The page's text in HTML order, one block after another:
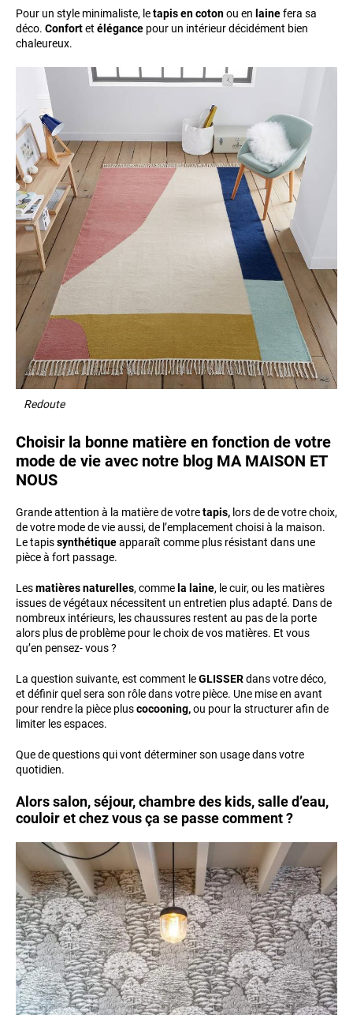
Pour un style minimaliste, letapis en cotonou en lainefera sa
déco. Confortet élégance pour un intérieur décidément bien
chaleureux.
Redoute
Choisir la bonne matière en fonction de votre
mode de vie avec notre blog MA MAISON ET
NOUS
Grande attention à la matière de votretapis, lors de de votre choix,
de votre mode de vie aussi, de l’emplacement choisi à la maison.
Le tapissynthétiqueapparaît comme plus résistant dans une
pièce à fort passage.
Lesmatières naturelles, comme la laine, le cuir, ou les matières
issues de végétaux nécessitent un entretien plus adapté. Dans de
nombreux intérieurs, les chaussures restent au pas de la porte
alors plus de problème pour le choix de vos matières. Et vous
qu’en pensez- vous ?
La question suivante, est comment leGLISSERdans votre déco,
et définir quel sera son rôle dans votre pièce. Une mise en avant
pour rendre la pièce pluscocooning,ou pour la structurer afin de
limiter les espaces.
Que de questions qui vont déterminer son usage dans votre
quotidien.
Alors salon, séjour, chambre des kids, salle d’eau,
couloir et chez vous ça se passe comment ?